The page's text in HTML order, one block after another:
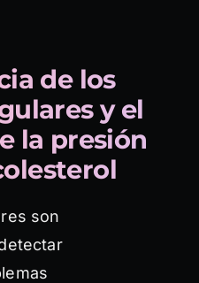
de los
y el
la presión
son